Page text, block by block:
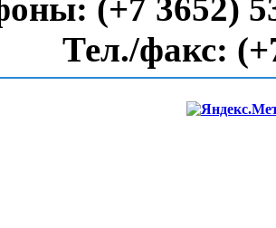
(+7 3652)
Тел./факс: